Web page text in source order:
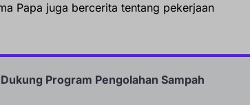
Papa juga bercerita tentang pekerjaan
Program Pengolahan Sampah